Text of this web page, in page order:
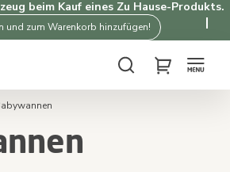
beim Kauf eines Zu Hause-Produkts.
und zum Warenkorb hinzufügen!
Suche My Cart